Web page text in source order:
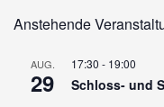
Anstehende
AUG.
29
17:30 - 19:00
Schloss- und